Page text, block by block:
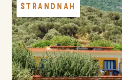
STRANDNAH